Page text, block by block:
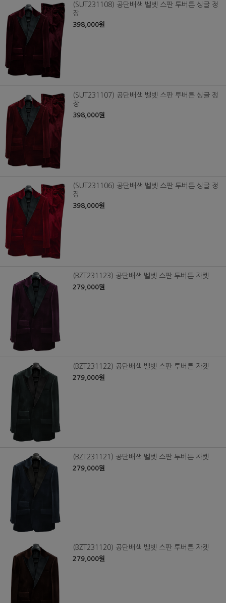
(SUT231108) 공단배색 벨벳 스판 투버튼 싱글 정
장
398,000원
(SUT231107) 공단배색 벨벳 스판 투버튼 싱글 정
장
398,000원
(SUT231106) 공단배색 벨벳 스판 투버튼 싱글 정
장
398,000원
(BZT231123) 공단배색 벨벳 스판 투버튼 자켓
279,000원
(BZT231122) 공단배색 벨벳 스판 투버튼 자켓
279,000원
(BZT231121) 공단배색 벨벳 스판 투버튼 자켓
279,000원
(BZT231120) 공단배색 벨벳 스판 투버튼 자켓
279,000원